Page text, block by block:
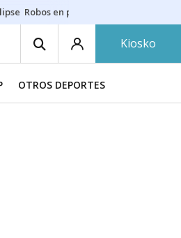
Robos en playas
Kiosko
OTROS DEPORTES